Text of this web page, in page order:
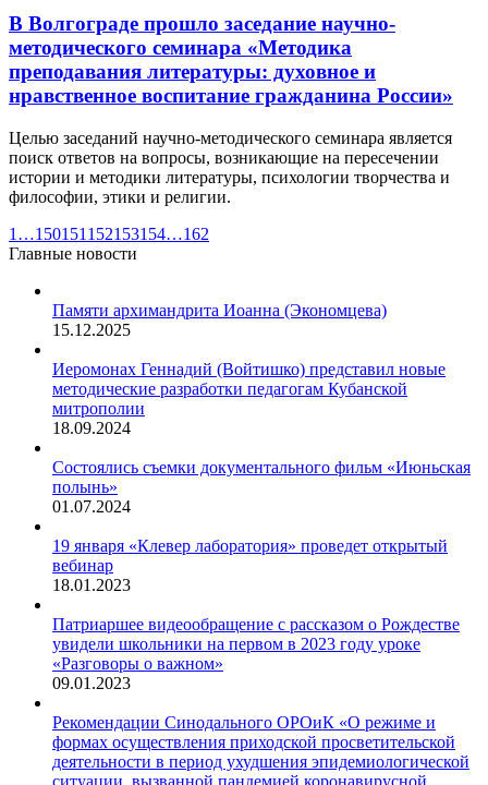
В Волгограде прошло заседание научно-
методического семинара «Методика
преподавания литературы: духовное и
нравственное воспитание гражданина России»
Целью заседаний научно-методического семинара является
поиск ответов на вопросы, возникающие на пересечении
истории и методики литературы, психологии творчества и
философии, этики и религии.
1 …150151 152153154…162
Главные новости
Памяти архимандрита Иоанна (Экономцева)
15.12.2025
Иеромонах Геннадий (Войтишко) представил новые
методические разработки педагогам Кубанской
митрополии
18.09.2024
Состоялись съемки документального фильм «Июньская
полынь»
01.07.2024
19 января «Клевер лаборатория» проведет открытый
вебинар
18.01.2023
Патриаршее видеообращение с рассказом о Рождестве
увидели школьники на первом в 2023 году уроке
«Разговоры о важном»
09.01.2023
Рекомендации Синодального ОРОиК «О режиме и
формах осуществления приходской просветительской
деятельности в период ухудшения эпидемиологической
ситуации, вызванной пандемией коронавирусной